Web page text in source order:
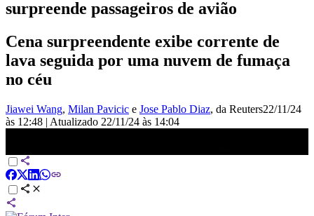
surpreende passageiros de avião
Cena surpreendente exibe corrente de
lava seguida por uma nuvem de fumaça
no céu
Jiawei Wang, Milan Pavicic e Jose Pablo Diaz, da Reuters22/11/24
às 12:48 | Atualizado 22/11/24 às 14:04